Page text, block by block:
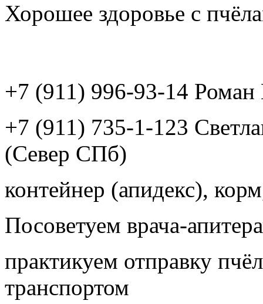
Хорошее здоровье с
+7 (911) 996-93-14
+7 (911) 735-1-123
(Север СПб)
контейнер (апидекс),
Посоветуем врача-
практикуем отправку
транспортом